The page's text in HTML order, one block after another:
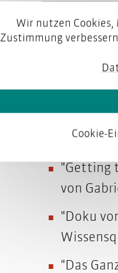
"Getting
von
"Doku
"Das
Wir nutzen Cookies,
Zustimmung
Cookie-